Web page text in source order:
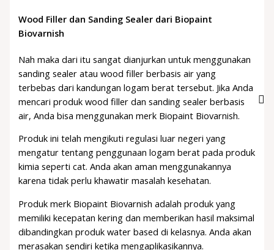
Wood Filler dan Sanding Sealer dari Biopaint
Biovarnish
Nah maka dari itu sangat dianjurkan untuk menggunakan
sanding sealer atau wood filler berbasis air yang
terbebas dari kandungan logam berat tersebut. Jika Anda
mencari produk wood filler dan sanding sealer berbasis
air, Anda bisa menggunakan merk Biopaint Biovarnish.
Produk ini telah mengikuti regulasi luar negeri yang
mengatur tentang penggunaan logam berat pada produk
kimia seperti cat. Anda akan aman menggunakannya
karena tidak perlu khawatir masalah kesehatan.
Produk merk Biopaint Biovarnish adalah produk yang
memiliki kecepatan kering dan memberikan hasil maksimal
dibandingkan produk water based di kelasnya. Anda akan
merasakan sendiri ketika mengaplikasikannya.